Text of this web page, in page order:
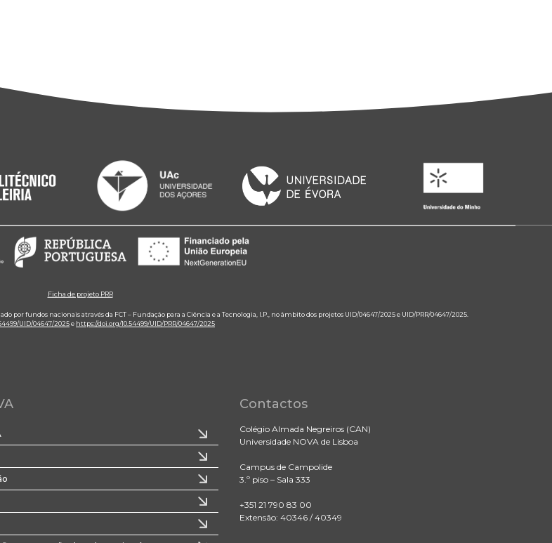
Ficha de projeto PRR
por fundos nacionais através da FCT – Fundação para a Ciência e a Tecnologia, I.P., no âmbito dos projetos UID/04647/2025 e UID/PRR/04647/2025.
UID/04647/2025e https://doi.org/10.54499/UID/PRR/04647/2025
Contactos
Colégio Almada Negreiros (CAN)
Universidade NOVA de Lisboa
Campus de Campolide
3.º piso – Sala 333
+351 21 790 83 00
Extensão: 40346 / 40349